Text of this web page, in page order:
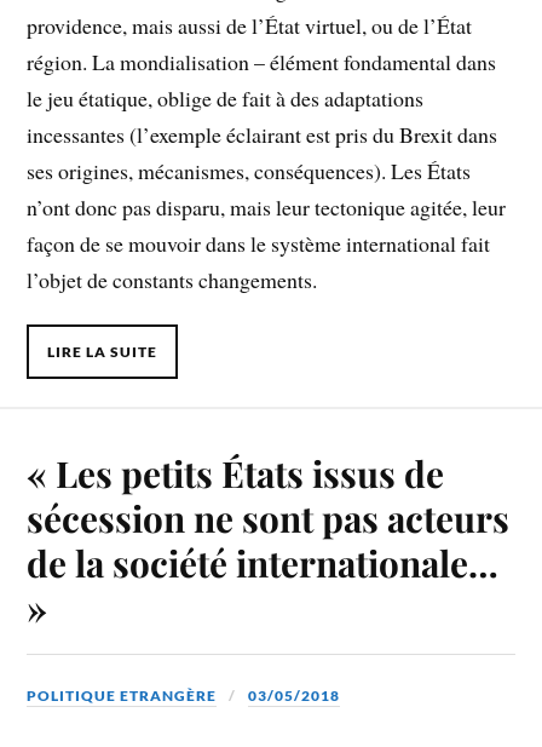
providence, mais aussi de l’État virtuel, ou de l’État
région. La mondialisation – élément fondamental dans
le jeu étatique, oblige de fait à des adaptations
incessantes (l’exemple éclairant est pris du Brexit dans
ses origines, mécanismes, conséquences). Les États
n’ont donc pas disparu, mais leur tectonique agitée, leur
façon de se mouvoir dans le système international fait
l’objet de constants changements.
LIRE LA SUITE
« Les petits États issus de
sécession ne sont pas acteurs
de la société internationale…
»
POLITIQUE ETRANGÈRE 03/05/2018